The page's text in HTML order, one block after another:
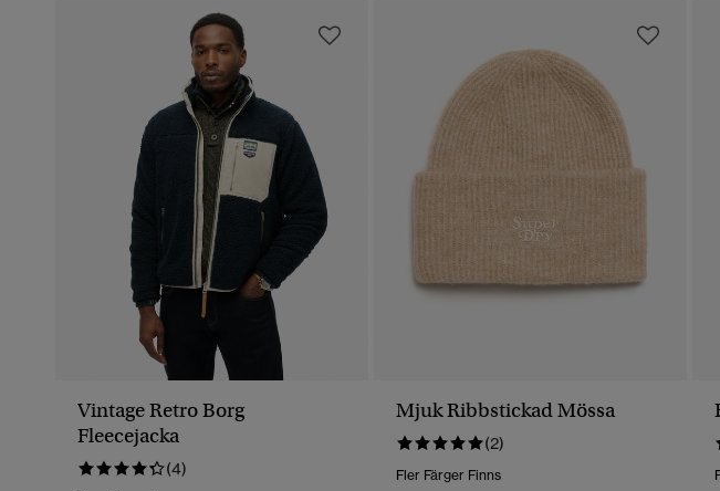
Vintage Retro Borg
Fleecejacka
(4)
Mjuk Ribbstickad Mössa
(2)
Fler Färger Finns